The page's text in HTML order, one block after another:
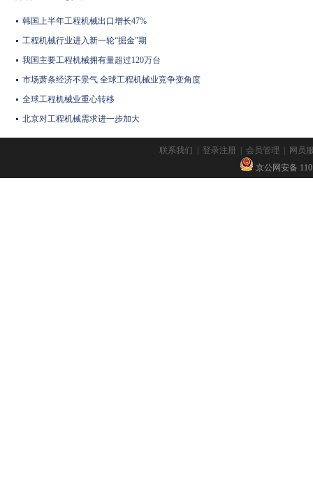
韩国上半年工程机械出口增长47%
工程机械行业进入新一轮“掘金”期
我国主要工程机械拥有量超过120万台
市场萧条经济不景气 全球工程机械业竞争变角度
全球工程机械业重心转移
北京对工程机械需求进一步加大
联系我们 登录注册 会员管理
网员
京公网安备